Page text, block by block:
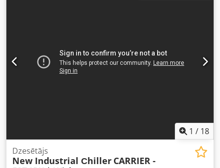
numurs: 043008 Sērijas numurs: LJ080297F Barošanas
spriegums: 230 V maiņstrāva Strāva: 3,1 A 1 fāze
Frekvence: 50/60 Hz Stāvoklis Lietots. Vizuāli ļoti labs
1 / 18
Dzesētājs
New Industrial Сhiller CARRIER -